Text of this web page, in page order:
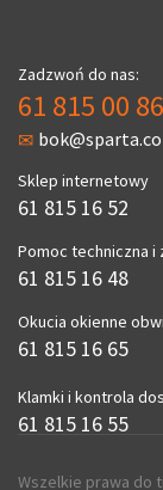
Zadzwoń do nas:
61 815 00 86
Sklep internetowy
61 815 16 52
Pomoc techniczna i
61 815 16 48
Okucia okienne
61 815 16 65
Klamki i kontrola
61 815 16 55
Wszelkie prawa do